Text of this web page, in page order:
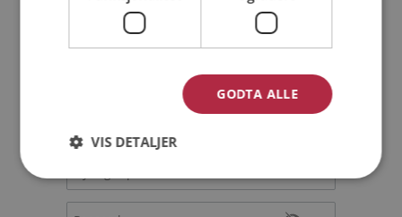
Kvinne
GODTA ALLE
VIS DETALJER